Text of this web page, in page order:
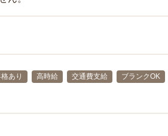
あり 高時給 交通費支給 ブランクOK